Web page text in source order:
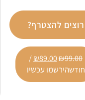
רוצים להצטרף?
₪99.00
₪89.00
/
חודשהירשמו עכשיו